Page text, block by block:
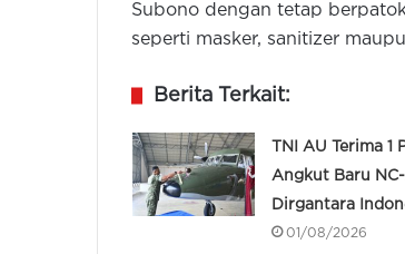
Subono dengan tetap
seperti masker, sanitizer
Berita Terkait:
TNI AU Terima 1
Angkut Baru NC-
Dirgantara
01/08/2026